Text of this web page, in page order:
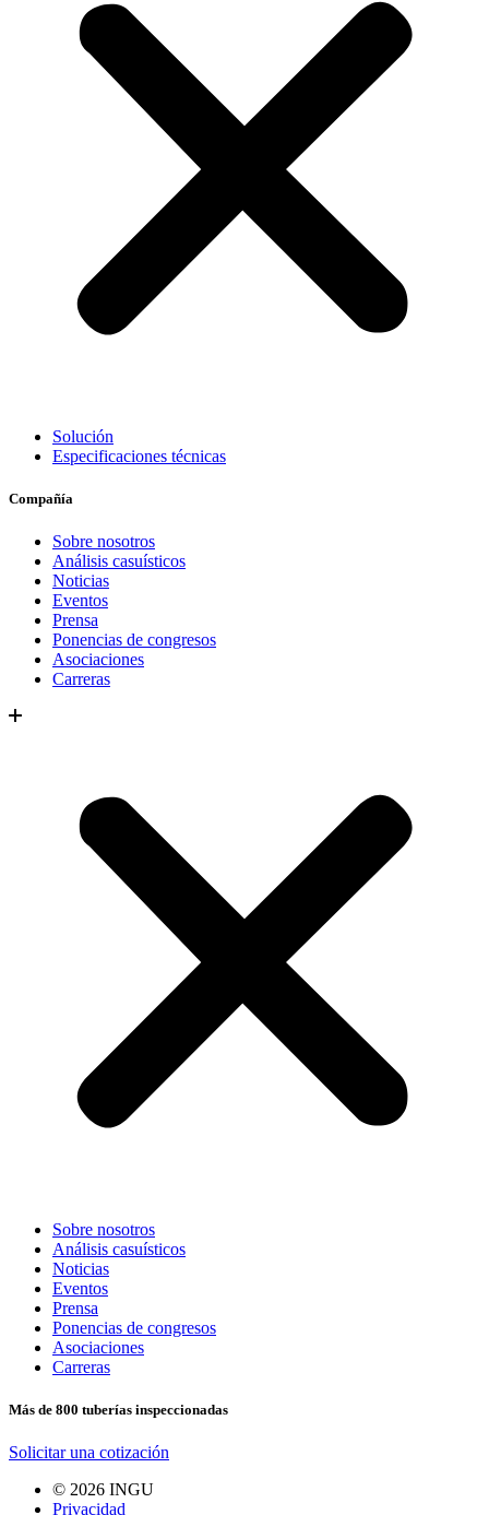
Solución
Especificaciones técnicas
Compañía
Sobre nosotros
Análisis casuísticos
Noticias
Eventos
Prensa
Ponencias de congresos
Asociaciones
Carreras
Sobre nosotros
Análisis casuísticos
Noticias
Eventos
Prensa
Ponencias de congresos
Asociaciones
Carreras
Más de 800 tuberías inspeccionadas
Solicitar una cotización
© 2026 INGU
Privacidad